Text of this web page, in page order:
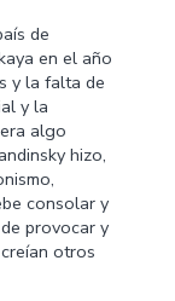
de
en el año
y la falta de
y la
algo
hizo,
consolar y
provocar y
otros